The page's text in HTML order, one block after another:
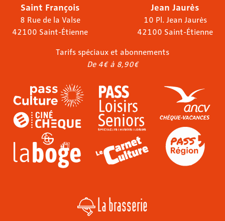
Saint François
8 Rue de la Valse
42100 Saint-Étienne
Jean Jaurès
10 Pl. Jean Jaurès
42100 Saint-Étienne
Tarifs spéciaux et abonnements
De 4€ à 8,90€
La brasserie